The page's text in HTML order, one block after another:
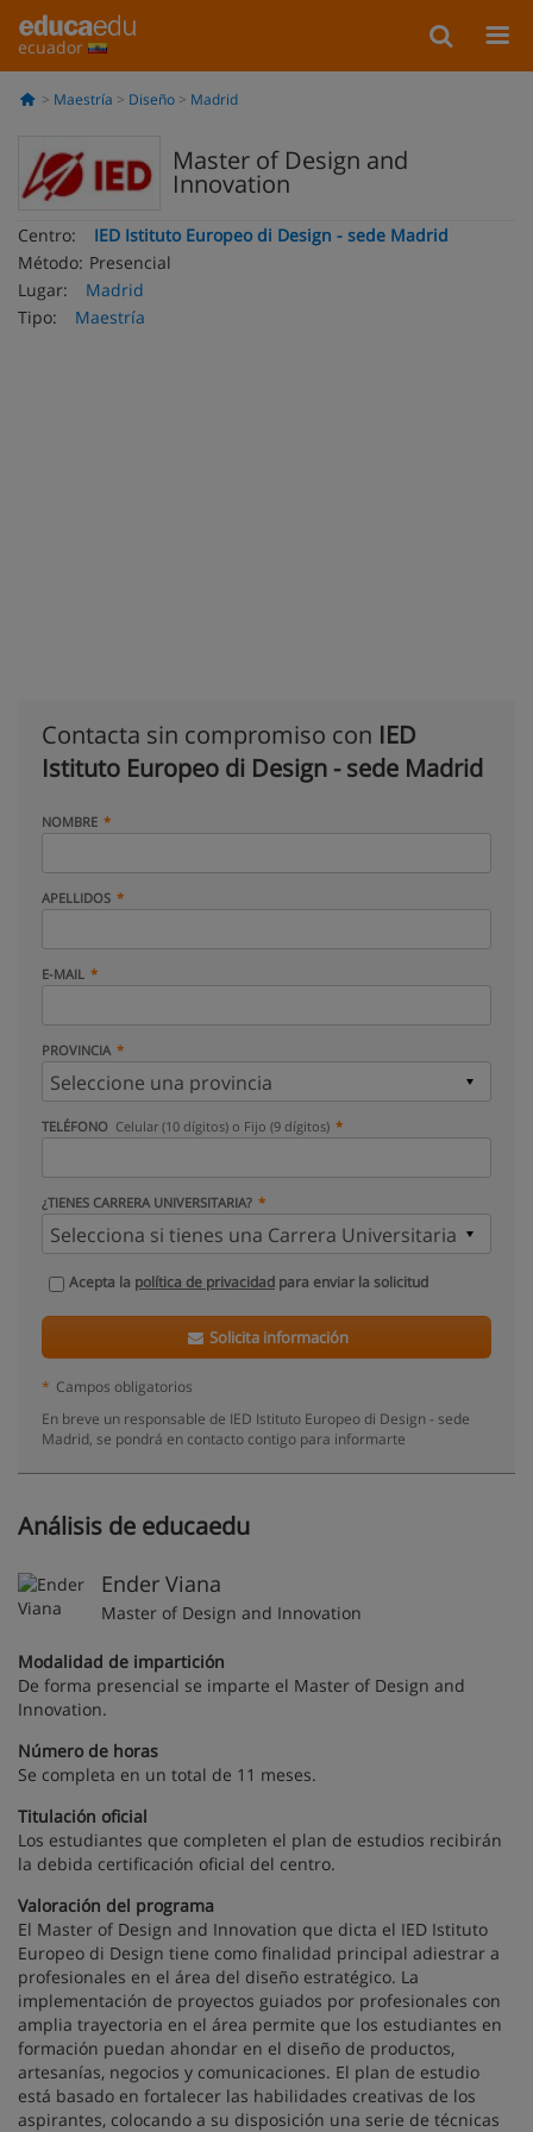
ecuador
Maestría Diseño Madrid
Master of Design and
Innovation
Centro:
IED Istituto Europeo di Design - sede Madrid
Método: Presencial
Lugar:
Madrid
Tipo:
Maestría
Contacta sin compromiso con IED
Istituto Europeo di Design - sede Madrid
NOMBRE
APELLIDOS
E-MAIL
PROVINCIA
TELÉFONO Celular (10 dígitos) o Fijo (9 dígitos)
¿TIENES CARRERA UNIVERSITARIA?
Acepta la política de privacidad para enviar la solicitud
Solicita información
* Campos obligatorios
En breve un responsable de IED Istituto Europeo di Design - sede
Madrid, se pondrá en contacto contigo para informarte
Análisis de educaedu
Ender Viana
Master of Design and Innovation
Modalidad de impartición
De forma presencial se imparte el Master of Design and
Innovation.
Número de horas
Se completa en un total de 11 meses.
Titulación oficial
Los estudiantes que completen el plan de estudios recibirán
la debida certificación oficial del centro.
Valoración del programa
El Master of Design and Innovation que dicta el IED Istituto
Europeo di Design tiene como finalidad principal adiestrar a
profesionales en el área del diseño estratégico. La
implementación de proyectos guiados por profesionales con
amplia trayectoria en el área permite que los estudiantes en
formación puedan ahondar en el diseño de productos,
artesanías, negocios y comunicaciones. El plan de estudio
está basado en fortalecer las habilidades creativas de los
aspirantes, colocando a su disposición una serie de técnicas